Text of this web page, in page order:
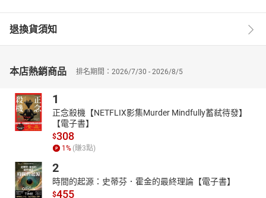
退換貨須知
本店熱銷商品 排名期間：2026/7/30 - 2026/8/5
1
正念殺機【NETFLIX影集Murder Mindfully蓄弒待發】
【電子書】
$308
1 % (賺3點)
2
時間的起源：史蒂芬．霍金的最終理論【電子書】
$455